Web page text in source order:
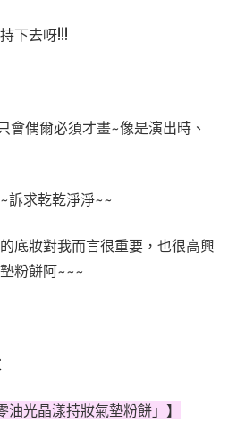
下去呀!!!
會偶爾必須才畫~像是演出時、
訴求乾乾淨淨~~
底妝對我而言很重要，也很高興
粉餅阿~~~
光晶漾持妝氣墊粉餅」】